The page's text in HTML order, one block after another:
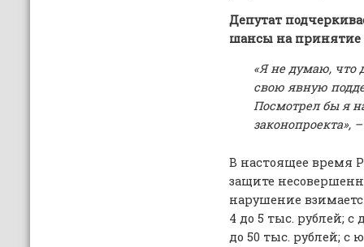
Депутат
шансы на принятие
«Я не думаю, что
свою явную
Посмотрел бы я
законопроекта»,
В настоящее время
защите
нарушение
4 до 5 тыс. рублей;
до 50 тыс. рублей; с